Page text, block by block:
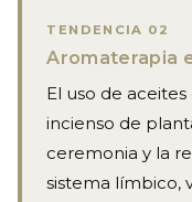
TENDENCIA 02
Aromaterapia
El uso de
incienso de
ceremonia y la
sistema límbico,